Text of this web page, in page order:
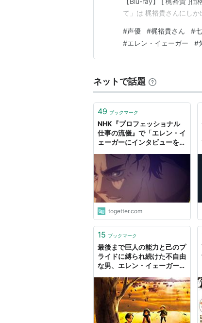
て」は 梶裕貴さんにし
険」広瀬康一役 などが高
「ダイヤのA」成…
#声優 #梶裕貴さん #
#エレン・イェーガー #
ネットで話題
49 ブックマーク
NHK『プロフェッショナル
仕事の流儀』で「エレン・イ
ェーガーにインタビューをす
れたが感情をビンタされる神
回だった
togetter.com
15 ブックマーク
最後まで巨人の能力と己のプ
ライドに縛られ続けた不自由
な男、エレン・イェーガー
tsutsumikunの日記